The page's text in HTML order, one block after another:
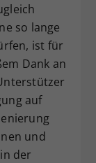
so lange
ist für
Dank an
auf
und
der